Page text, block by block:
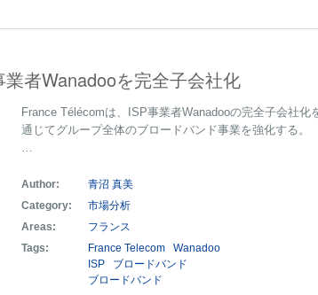
者Wanadooを完全子会社化
France Télécomは、ISP事業者Wanadooの完全子会社化
通じてグループ全体のブロードバンド事業を強化する。
Author:
青沼 真美
Category:
市場分析
Areas:
フランス
Tags:
France Telecom
Wanadoo
ISP
ブロードバンド
ブロードバンド